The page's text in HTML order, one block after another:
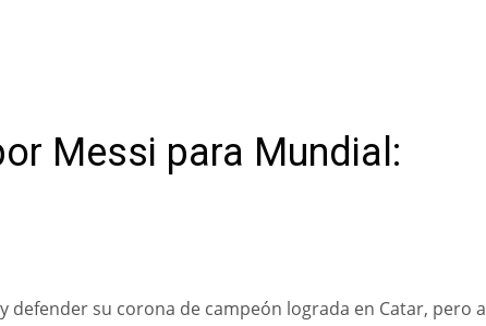
Messi para Mundial:
defender su corona de campeón lograda en Catar, pero a